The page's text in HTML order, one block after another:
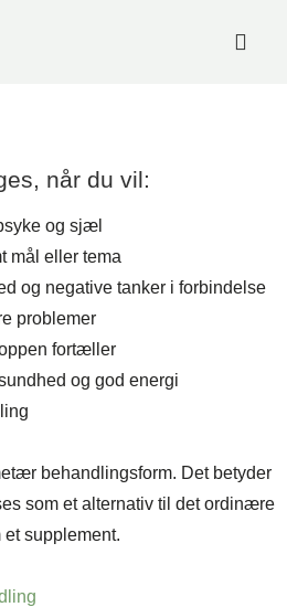
når du vil:
og sjæl
mål eller tema
og negative tanker i forbindelse
problemer
fortæller
og god energi
behandlingsform. Det betyder
som et alternativ til det ordinære
supplement.